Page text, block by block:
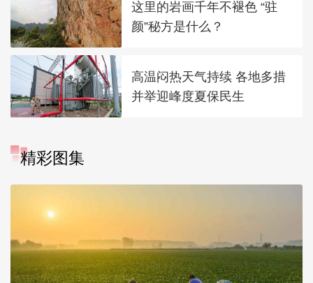
这里的岩画千年不褪色 “驻
颜”秘方是什么？
高温闷热天气持续 各地多措
并举迎峰度夏保民生
精彩图集